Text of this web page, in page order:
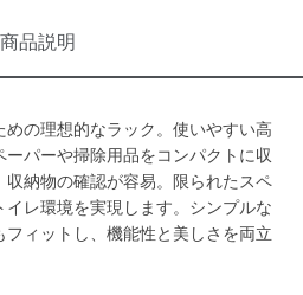
商品説明
めの理想的なラック。使いやすい高
パーや掃除用品をコンパクトに収
納物の確認が容易。限られたスペ
レ環境を実現します。シンプルな
ィットし、機能性と美しさを両立